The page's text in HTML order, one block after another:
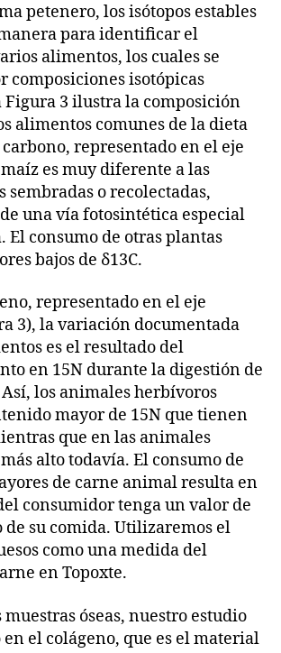
petenero, los isótopos estables
para identificar el
alimentos, los cuales se
composiciones isotópicas
Figura 3 ilustra la composición
alimentos comunes de la dieta
representado en el eje
es muy diferente a las
sembradas o recolectadas,
una vía fotosintética especial
El consumo de otras plantas
bajos de δ13C.
representado en el eje
3), la variación documentada
es el resultado del
en 15N durante la digestión de
los animales herbívoros
mayor de 15N que tienen
que en las animales
alto todavía. El consumo de
de carne animal resulta en
consumidor tenga un valor de
de su comida. Utilizaremos el
como una medida del
en Topoxte.
muestras óseas, nuestro estudio
en el colágeno, que es el material